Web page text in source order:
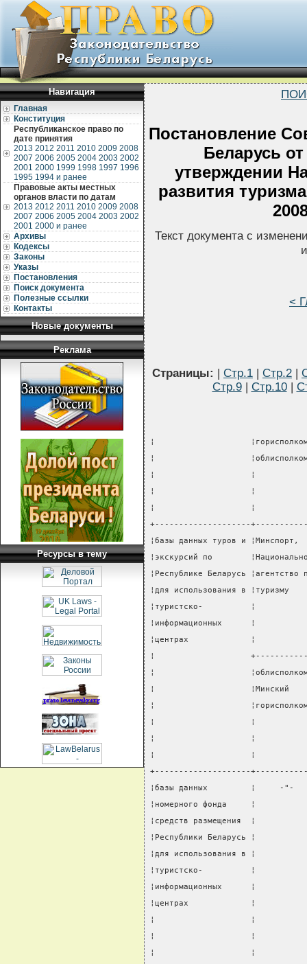
Навигация
Главная
Конституция
Республиканское право по
дате принятия
2013 2012 2011 2010 2009 2008
2007 2006 2005 2004 2003 2002
2001 2000 1999 1998 1997 1996
1995 1994 и ранее
Правовые акты местных
органов власти по датам
2013 2012 2011 2010 2009 2008
2007 2006 2005 2004 2003 2002
2001 2000 и ранее
Архивы
Кодексы
Законы
Указы
Постановления
Поиск документа
Полезные ссылки
Контакты
Новые документы
Реклама
Ресурсы в тему
Постановление
Беларусь
утверждении
развития
Текст документа с
<
Страницы: | Стр.1 | Стр.2 |
Стр.9| Стр.10|
¦
¦
¦                    ¦
¦                    ¦
¦                    ¦
+--------------------
¦базы данных туров и
¦экскурсий по
¦Республике Беларусь
¦для использования в
¦туристско-          ¦
¦информационных      ¦
¦центрах             ¦
¦
¦
¦                    ¦Минский
¦
¦                    ¦
¦                    ¦
¦                    ¦
+--------------------
¦базы данных         ¦     -"-
¦номерного фонда     ¦
¦средств размещения  ¦
¦Республики Беларусь ¦
¦для использования в ¦
¦туристско-          ¦
¦информационных      ¦
¦центрах             ¦
¦                    ¦
¦                    ¦
¦                    ¦